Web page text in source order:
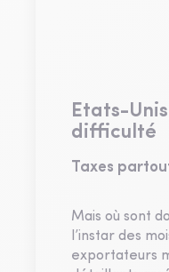
Etats-
difficulté
Taxes
Mais où sont
l’instar des
exportateurs